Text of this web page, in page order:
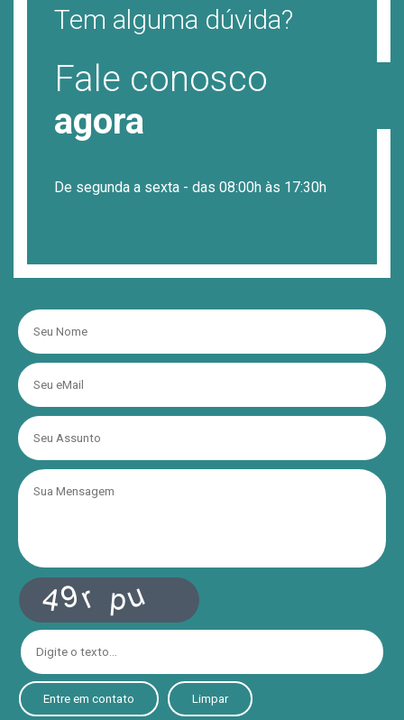
Tem alguma dúvida?
Fale conosco
agora
De segunda a sexta - das 08:00h às 17:30h
Entre em contato Limpar